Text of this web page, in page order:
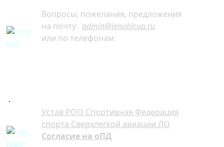
Вопросы, пожелания, предложения
на почту: admin@lenoblcup.ru
или по телефонам:
.
Устав РОО Спортивная Федерация
спорта Сверхлегкой авиации ЛО
Согласие на оПД